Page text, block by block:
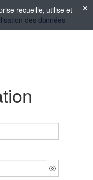
recueille, utilise et
des données